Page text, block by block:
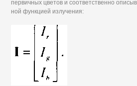
первичных цветов и соответственно
ной функцией излучения: